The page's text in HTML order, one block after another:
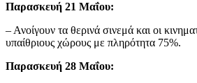
Παρασκευή 21 Μαΐου:
– Ανοίγουν τα θερινά σινεμά και οι
υπαίθριους χώρους με πληρότητα 75%.
Παρασκευή 28 Μαΐου: